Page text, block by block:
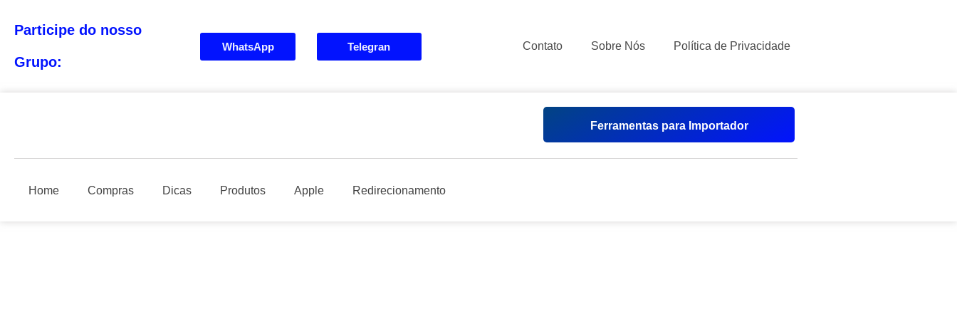
Participe do nosso
Grupo:
WhatsApp Telegran Contato Sobre Nós Política de Privacidade
Ferramentas para Importador
Home Compras Dicas Produtos Apple Redirecionamento